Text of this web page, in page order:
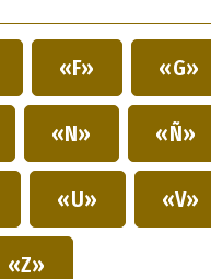
«F» «G»
«N» «Ñ»
«U» «V»
«Z»